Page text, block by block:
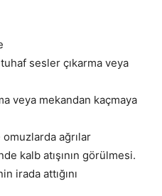
sesler çıkarma veya
veya mekandan kaçmaya
ağrılar
kalb atışının görülmesi.
irada attığını